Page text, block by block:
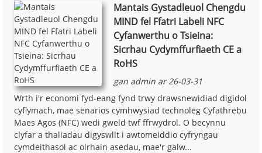
Mantais Gystadleuol Chengdu
MIND fel Ffatri Labeli NFC
Cyfanwerthu o Tsieina:
Sicrhau Cydymffurfiaeth CE a
RoHS
gan admin ar 26-03-31
Wrth i'r economi fyd-eang fynd trwy drawsnewidiad digidol
cyflymach, mae senarios cymhwysiad technoleg Cyfathrebu
Maes Agos (NFC) wedi gweld twf ffrwydrol. O becynnu
clyfar a thaliadau digyswllt i awtomeiddio cyfryngau
cymdeithasol ac olrhain asedau, mae'r galw...